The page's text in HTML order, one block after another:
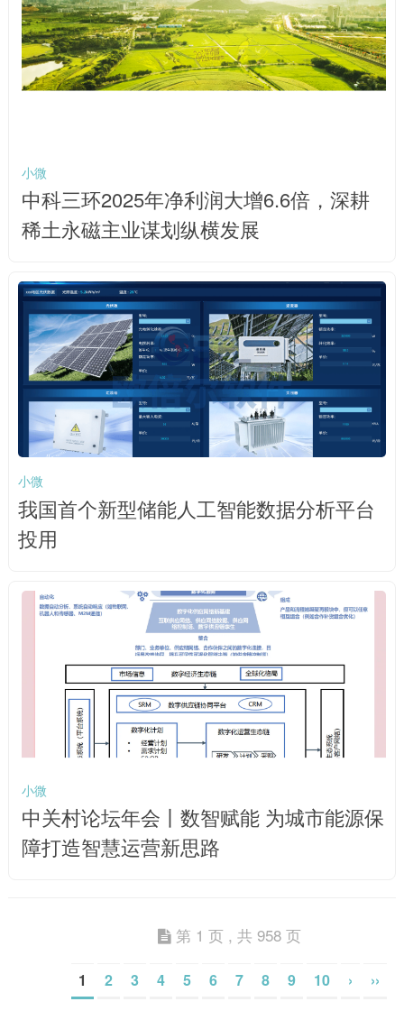
小微
中科三环2025年净利润大增6.6倍，深耕
稀土永磁主业谋划纵横发展
小微
我国首个新型储能人工智能数据分析平台
投用
小微
中关村论坛年会丨数智赋能 为城市能源保
障打造智慧运营新思路
第 1 页 , 共 958 页
1 2 3 4 5 6 7 8 9 10 › ››